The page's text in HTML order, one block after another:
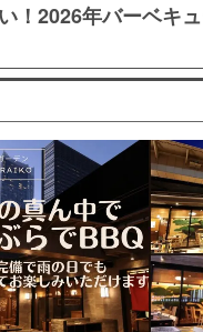
！2026年バーベキ